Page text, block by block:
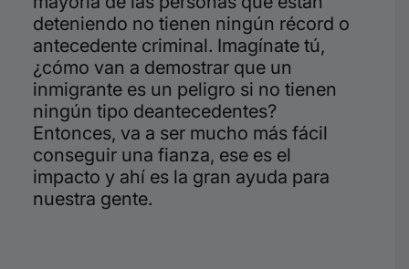
deteniendo no tienen ningún récord o
antecedente criminal. Imagínate tú,
¿cómo van a demostrar que un
inmigrante es un peligro si no tienen
ningún tipo deantecedentes?
Entonces, va a ser mucho más fácil
conseguir una fianza, ese es el
impacto y ahí es la gran ayuda para
nuestra gente.